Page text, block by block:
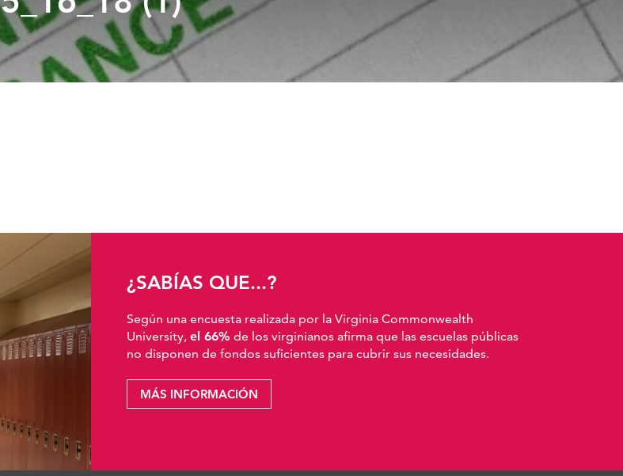
¿SABÍAS QUE...?
Según una encuesta realizada por la Virginia Commonwealth
University, el 66% de los virginianos afirma que las escuelas públicas
no disponen de fondos suficientes para cubrir sus necesidades.
MÁS INFORMACIÓN